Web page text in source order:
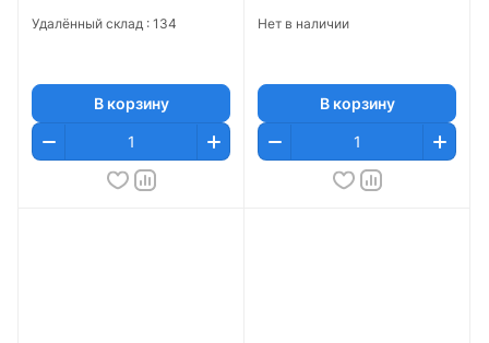
Удалённый склад : 134
В корзину
Нет в наличии
В корзину